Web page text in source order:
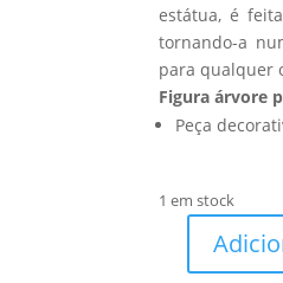
estátua, é
tornando-a
para qualquer
Figura árvore
Peça
1 em stock
Quantidade